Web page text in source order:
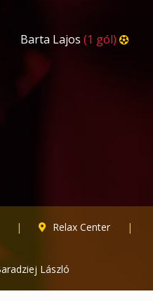
Barta Lajos (1 gól)
| Relax Center |
László